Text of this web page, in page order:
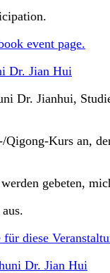
event page.
Dr. Jian Hui
Dr. Jianhui,
Kurs an,
gebeten,
diese
Dr. Jian Hui